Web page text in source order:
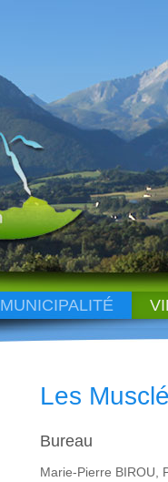
MUNICIPALITÉ
Les
Bureau
Marie-Pierre BIROU,